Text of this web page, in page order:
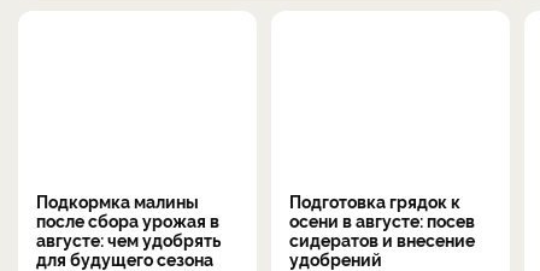
Подкормка малины
после сбора урожая в
августе: чем удобрять
для будущего сезона
Подготовка грядок к
осени в августе: посев
сидератов и внесение
удобрений